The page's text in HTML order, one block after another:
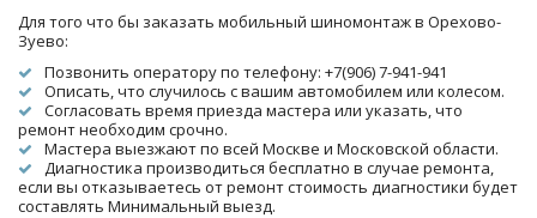
Для того что бы заказать мобильный шиномонтаж в Орехово-
Зуево:
Позвонить оператору по телефону: +7(906) 7-941-941
Описать, что случилось с вашим автомобилем или колесом.
Согласовать время приезда мастера или указать, что
ремонт необходим срочно.
Мастера выезжают по всей Москве и Московской области.
Диагностика производиться бесплатно в случае ремонта,
если вы отказываетесь от ремонт стоимость диагностики будет
составлять Минимальный выезд.